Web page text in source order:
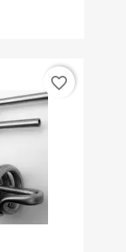
favorite_border